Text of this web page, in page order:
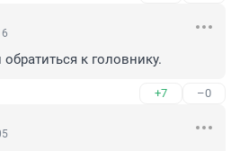
к головнику.
+7 –0